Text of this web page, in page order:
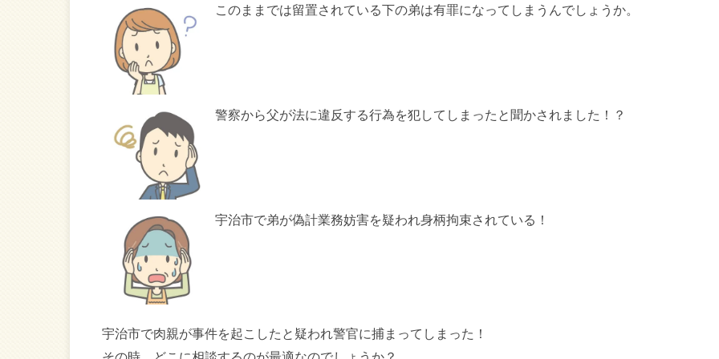
このままでは留置されている下の弟は有罪になってしまうんでしょうか。
警察から父が法に違反する行為を犯してしまったと聞かされました！？
宇治市で弟が偽計業務妨害を疑われ身柄拘束されている！
宇治市で肉親が事件を起こしたと疑われ警官に捕まってしまった！